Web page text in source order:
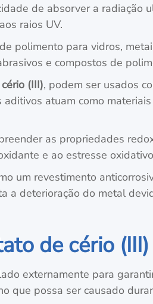
de absorver a radiação
raios UV.
polimento para vidros,
e compostos de
(III), podem ser usados
atuam como
as propriedades
e ao estresse
um revestimento
a deterioração do metal
de cério (III)
externamente para
que possa ser causado